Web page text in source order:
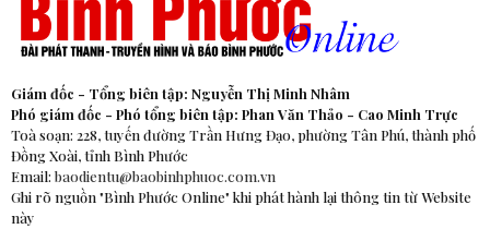
Giám đốc - Tổng biên tập: Nguyễn Thị Minh Nhâm
Phó giám đốc - Phó tổng biên tập: Phan Văn Thảo - Cao Minh Trực
Toà soạn: 228, tuyến đường Trần Hưng Đạo, phường Tân Phú, thành phố
Đồng Xoài, tỉnh Bình Phước
Email: baodientu@baobinhphuoc.com.vn
Ghi rõ nguồn "Bình Phước Online" khi phát hành lại thông tin từ Website
này